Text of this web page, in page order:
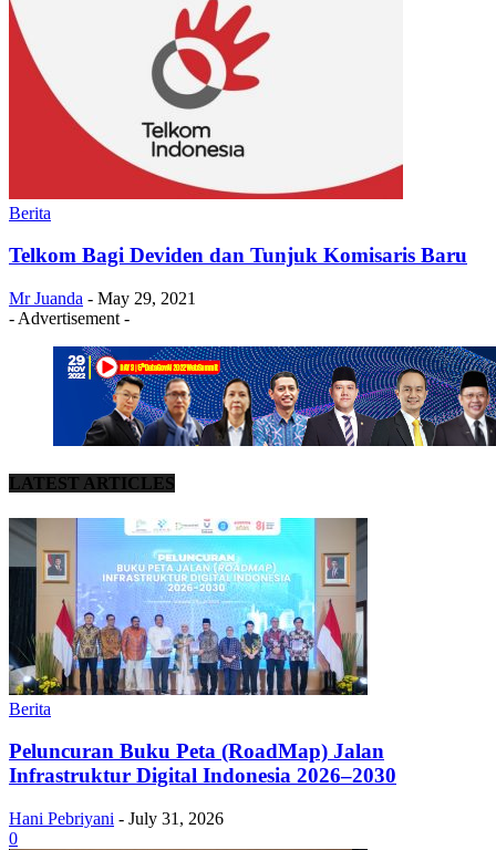
Berita
Telkom Bagi Deviden dan Tunjuk Komisaris Baru
Mr Juanda - May 29, 2021
- Advertisement -
LATEST ARTICLES
Berita
Peluncuran Buku Peta (RoadMap) Jalan
Infrastruktur Digital Indonesia 2026–2030
Hani Pebriyani - July 31, 2026
0